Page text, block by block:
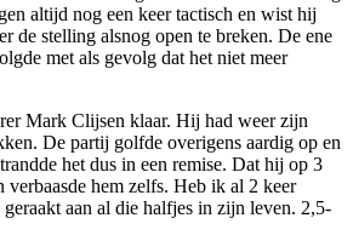
altijd nog een keer tactisch en wist hij
de stelling alsnog open te breken. De ene
met als gevolg dat het niet meer
Mark Clijsen klaar. Hij had weer zijn
De partij golfde overigens aardig op en
het dus in een remise. Dat hij op 3
verbaasde hem zelfs. Heb ik al 2 keer
aan al die halfjes in zijn leven. 2,5-